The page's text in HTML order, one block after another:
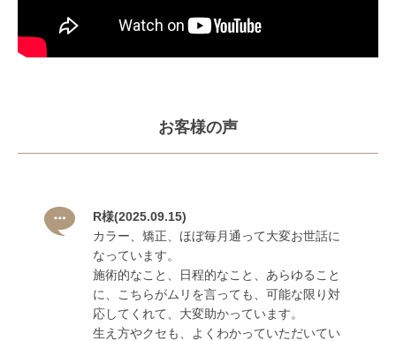
お客様の声
R様(2025.09.15)
カラー、矯正、ほぼ毎月通って大変お世話に
なっています。
施術的なこと、日程的なこと、あらゆること
に、こちらがムリを言っても、可能な限り対
応してくれて、大変助かっています。
生え方やクセも、よくわかっていただいてい